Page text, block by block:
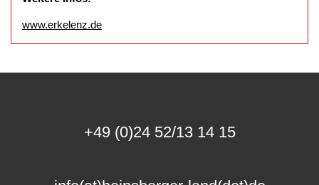
www.erkelenz.de
+49 (0)24 52/13 14 15